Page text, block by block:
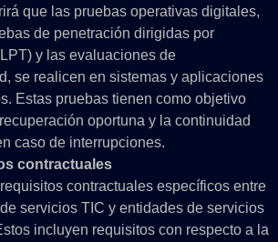
que las pruebas operativas digitales,
de penetración dirigidas por
y las evaluaciones de
se realicen en sistemas y aplicaciones
Estas pruebas tienen como objetivo
oportuna y la continuidad
caso de interrupciones.
contractuales
contractuales específicos entre
servicios TIC y entidades de servicios
incluyen requisitos con respecto a la